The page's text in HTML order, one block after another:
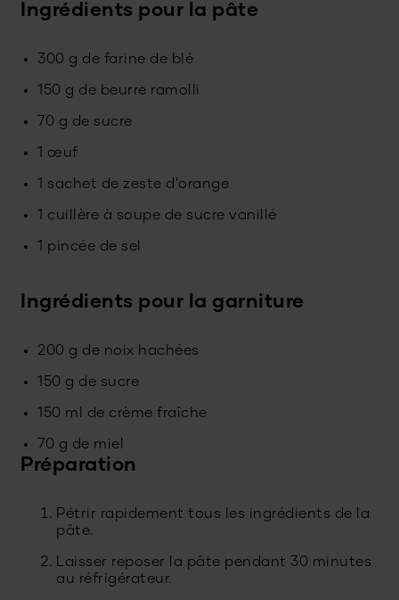
Ingrédients pour la pâte
300 g de farine de blé
150 g de beurre ramolli
70 g de sucre
1 œuf
1 sachet de zeste d'orange
1 cuillère à soupe de sucre vanillé
1 pincée de sel
Ingrédients pour la garniture
200 g de noix hachées
150 g de sucre
150 ml de crème fraîche
70 g de miel
Préparation
Pétrir rapidement tous les ingrédients de la
pâte.
Laisser reposer la pâte pendant 30 minutes
au réfrigérateur.